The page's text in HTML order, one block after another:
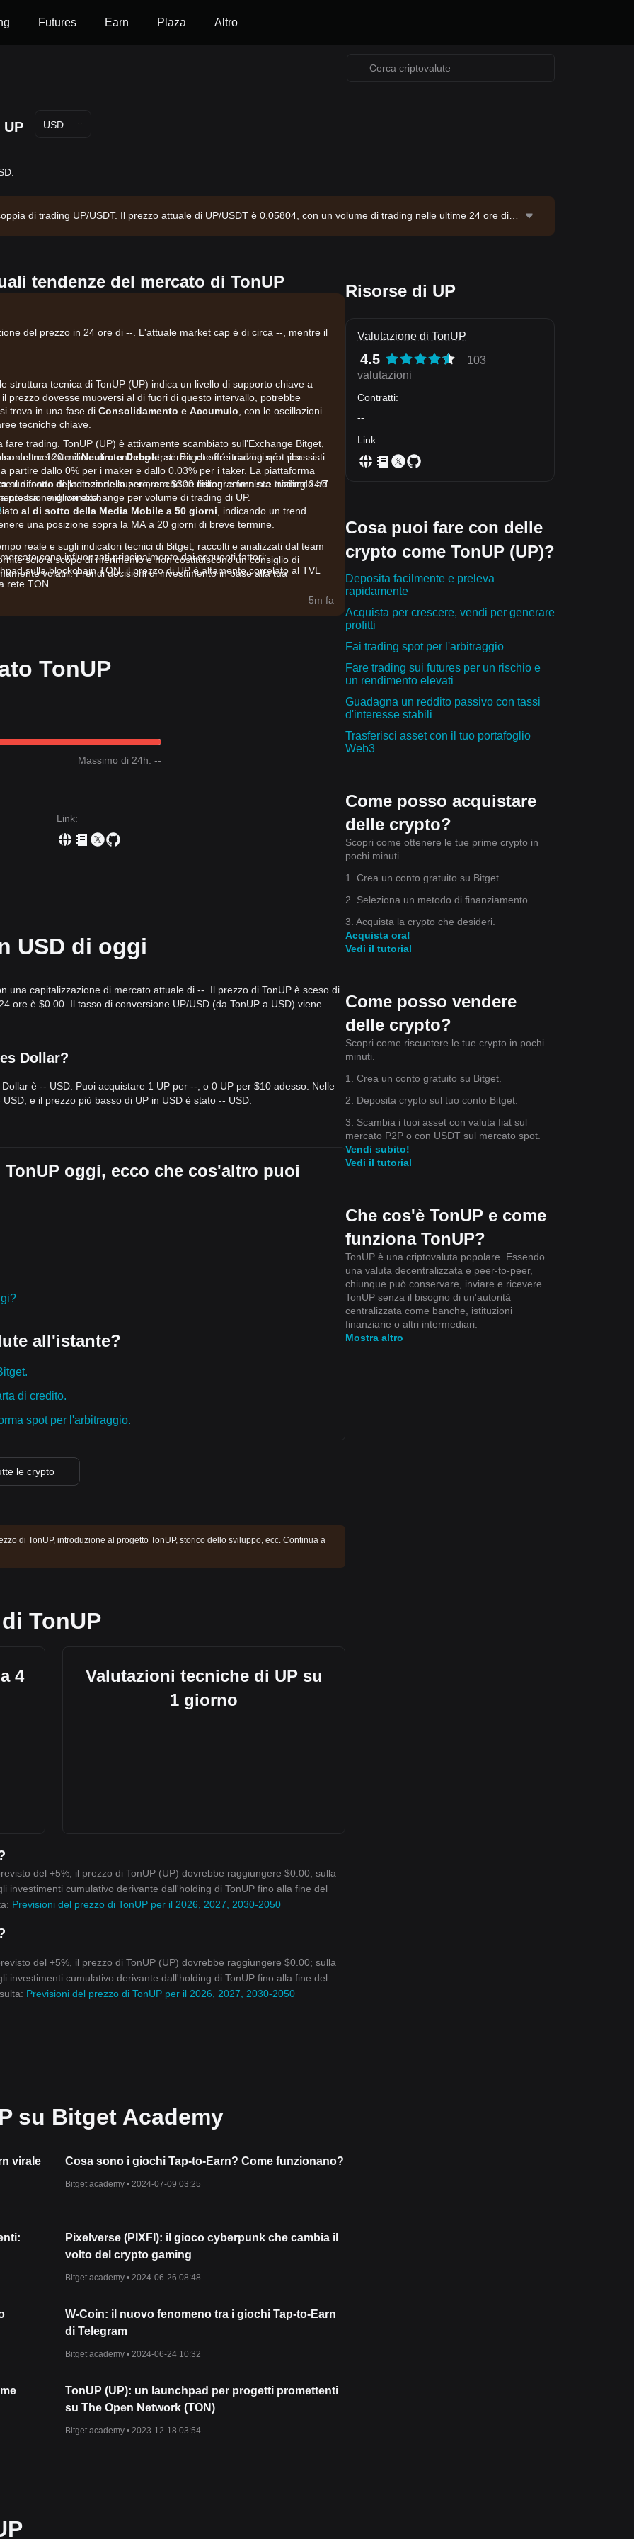
Futures Earn Plaza Altro
UP USD
di trading UP/USDT. Il prezzo attuale di UP/USDT è 0.05804, con un volume di trading nelle ultime 24 ore di
tendenze del mercato di TonUP
del prezzo in 24 ore di --. L'attuale market cap è di circa --, mentre il
struttura tecnica di TonUP (UP) indica un livello di supporto chiave a
il prezzo dovesse muoversi al di fuori di questo intervallo, potrebbe
trova in una fase di Consolidamento e Accumulo , con le oscillazioni
tecniche chiave.
del mercato èNeutro o Debole, senza che né i rialzisti né i ribassisti
al di sotto della linea dello zero, anche se l’istogramma sta iniziando ad
pressione di vendita.
al di sotto della Media Mobile a 50 giorni , indicando un trend
una posizione sopra la MA a 20 giorni di breve termine.
sono influenzati principalmente dai seguenti fattori:
sulla blockchain TON, il prezzo di UP è altamente correlato al TVL
rete TON.
del volume di trading giornaliero suggeriscono un approccio “aspetta
rialzista.
il prezzo si stabilizza vicino al supporto
Cauto, poiché gli investitori attendono un segnale chiaro dall’ecosistema
Rialzista finché resta al di sopra del livello di supporto$0.0152, in
trading. TonUP (UP) è attivamente scambiato sull'Exchange Bitget,
oltre 120 milioni di utenti registrati. Bitget offre trading spot per
partire dallo 0% per i maker e dallo 0.03% per i taker. La piattaforma
un fondo di protezione superiore a $300 milioni e fornisce trading 24/7
tra i migliori exchange per volume di trading di UP.
reale e sugli indicatori tecnici di Bitget, raccolti e analizzati dal team
solo a scopo di riferimento e non costituiscono un consiglio di
volatili. Prendi decisioni di investimento in base alla tua
5m fa
TonUP
Massimo di 24h: --
Link:
USD di oggi
una capitalizzazione di mercato attuale di --. Il prezzo di TonUP è sceso di
ore è $0.00. Il tasso di conversione UP/USD (da TonUP a USD) viene
Dollar?
è -- USD. Puoi acquistare 1 UP per --, o 0 UP per $10 adesso. Nelle
e il prezzo più basso di UP in USD è stato -- USD.
oggi, ecco che cos'altro puoi
all'istante?
di credito.
spot per l'arbitraggio.
le crypto
di TonUP, introduzione al progetto TonUP, storico dello sviluppo, ecc. Continua a
TonUP
4
Valutazioni tecniche di UP su
1 giorno
del +5%, il prezzo di TonUP (UP) dovrebbe raggiungere $0.00; sulla
investimenti cumulativo derivante dall'holding di TonUP fino alla fine del
Previsioni del prezzo di TonUP per il 2026, 2027, 2030-2050
del +5%, il prezzo di TonUP (UP) dovrebbe raggiungere $0.00; sulla
investimenti cumulativo derivante dall'holding di TonUP fino alla fine del
Previsioni del prezzo di TonUP per il 2026, 2027, 2030-2050
su Bitget Academy
virale
Cosa sono i giochi Tap-to-Earn? Come funzionano?
Bitget academy • 2024-07-09 03:25
Pixelverse (PIXFI): il gioco cyberpunk che cambia il
volto del crypto gaming
Bitget academy • 2024-06-26 08:48
W-Coin: il nuovo fenomeno tra i giochi Tap-to-Earn
di Telegram
Bitget academy • 2024-06-24 10:32
TonUP (UP): un launchpad per progetti promettenti
su The Open Network (TON)
Bitget academy • 2023-12-18 03:54
Risorse di UP
Valutazione di TonUP
4.5
103
valutazioni
Contratti:
--
Link:
Cosa puoi fare con delle
crypto come TonUP (UP)?
Deposita facilmente e preleva
rapidamente
Acquista per crescere, vendi per generare
profitti
Fai trading spot per l'arbitraggio
Fare trading sui futures per un rischio e
un rendimento elevati
Guadagna un reddito passivo con tassi
d'interesse stabili
Trasferisci asset con il tuo portafoglio
Web3
Come posso acquistare
delle crypto?
Scopri come ottenere le tue prime crypto in
pochi minuti.
1. Crea un conto gratuito su Bitget.
2. Seleziona un metodo di finanziamento
3. Acquista la crypto che desideri.
Acquista ora!
Vedi il tutorial
Come posso vendere
delle crypto?
Scopri come riscuotere le tue crypto in pochi
minuti.
1. Crea un conto gratuito su Bitget.
2. Deposita crypto sul tuo conto Bitget.
3. Scambia i tuoi asset con valuta fiat sul
mercato P2P o con USDT sul mercato spot.
Vendi subito!
Vedi il tutorial
Che cos'è TonUP e come
funziona TonUP?
TonUP è una criptovaluta popolare. Essendo
una valuta decentralizzata e peer-to-peer,
chiunque può conservare, inviare e ricevere
TonUP senza il bisogno di un'autorità
centralizzata come banche, istituzioni
finanziarie o altri intermediari.
Mostra altro